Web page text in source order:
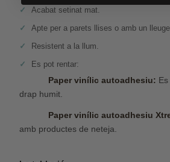
Acabat setinat mat.
Apte per a parets llises o amb un
Resistent a la llum.
Es pot rentar:
Paper vinílic autoadhesiu:
drap humit.
Paper vinílic autoadhesiu
amb productes de neteja.